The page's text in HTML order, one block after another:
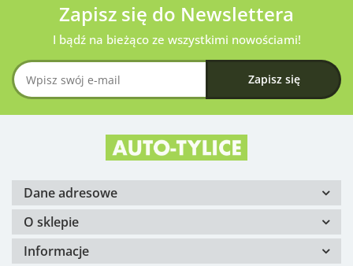
Zapisz się do Newslettera
I bądź na bieżąco ze wszystkimi nowościami!
Dane adresowe
O sklepie
Informacje